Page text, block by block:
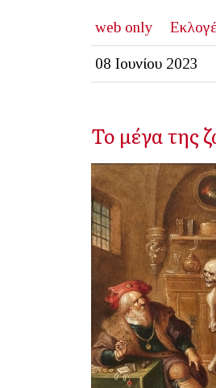
web only
08 Ιουνίου 2023
Το μέγα της